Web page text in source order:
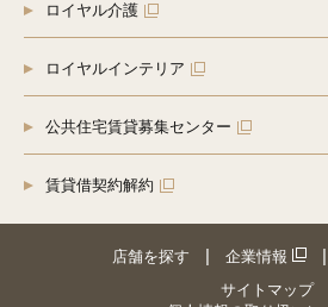
ロイヤル介護
ロイヤルインテリア
公共住宅賃貸募集センター
賃貸借契約解約
店舗を探す 企業情報
サイトマップ